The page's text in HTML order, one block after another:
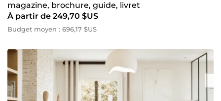
magazine, brochure, guide, livret
À partir de 249,70 $US
Budget moyen : 696,17 $US